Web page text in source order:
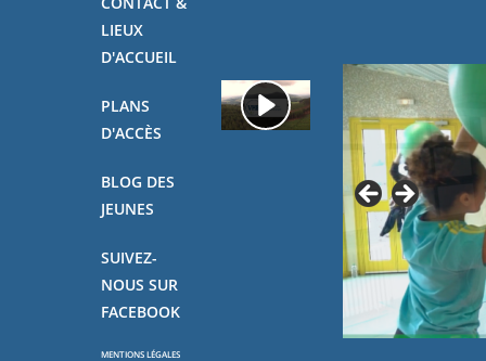
LIEUX
D'ACCUEIL
PLANS
D'ACCÈS
BLOG DES
JEUNES
SUIVEZ-
NOUS SUR
FACEBOOK
MENTIONS LÉGALES